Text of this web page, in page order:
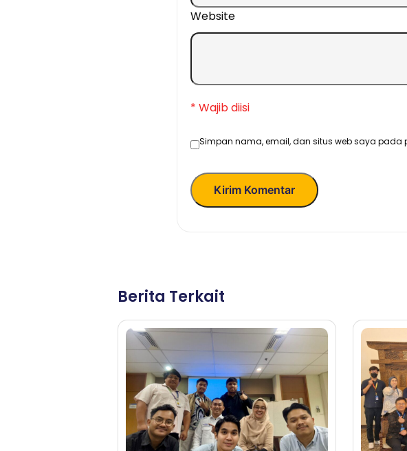
Website
* Wajib diisi
Simpan nama, email, dan situs web saya pada
Kirim Komentar
Berita Terkait